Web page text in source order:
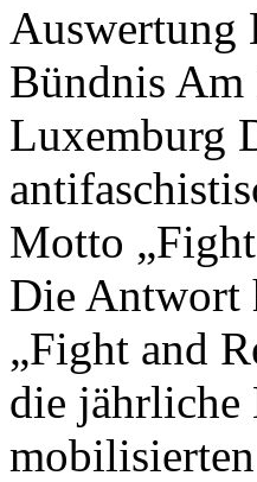
Auswertung
Bündnis Am
Luxemburg
Motto
Die Antwort
„Fight and
die jährliche